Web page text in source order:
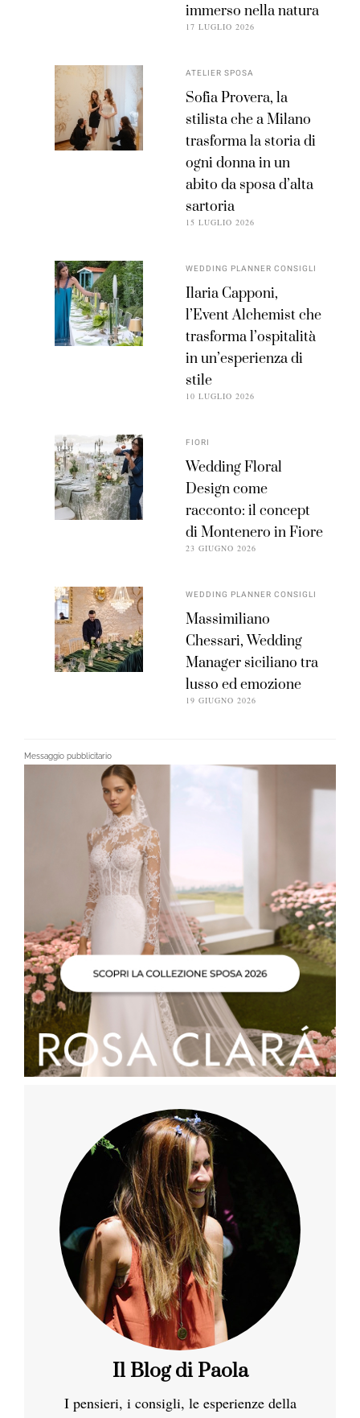
immerso nella natura
17 LUGLIO 2026
ATELIER SPOSA
Sofia Provera, la
stilista che a Milano
trasforma la storia di
ogni donna in un
abito da sposa d’alta
sartoria
15 LUGLIO 2026
WEDDING PLANNER CONSIGLI
Ilaria Capponi,
l’Event Alchemist che
trasforma l’ospitalità
in un’esperienza di
stile
10 LUGLIO 2026
FIORI
Wedding Floral
Design come
racconto: il concept
di Montenero in Fiore
23 GIUGNO 2026
WEDDING PLANNER CONSIGLI
Massimiliano
Chessari, Wedding
Manager siciliano tra
lusso ed emozione
19 GIUGNO 2026
Messaggio pubblicitario
Il Blog di Paola
I pensieri, i consigli, le esperienze della